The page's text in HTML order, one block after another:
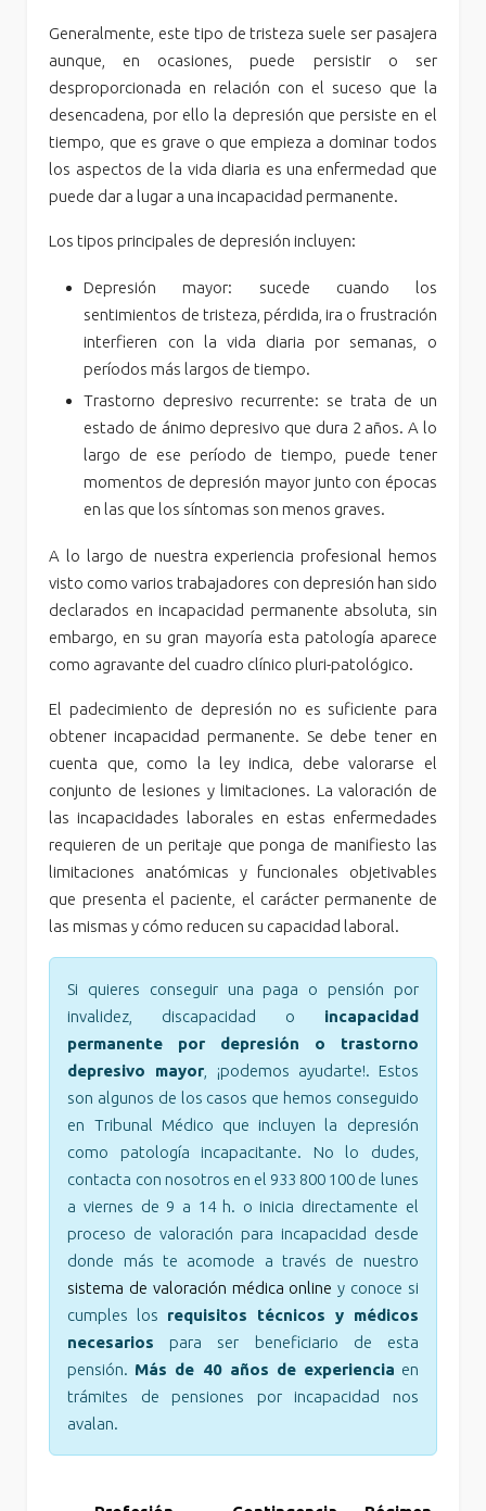
Generalmente, este tipo de tristeza suele ser pasajera
aunque, en ocasiones, puede persistir o ser
desproporcionada en relación con el suceso que la
desencadena, por ello la depresión que persiste en el
tiempo, que es grave o que empieza a dominar todos
los aspectos de la vida diaria es una enfermedad que
puede dar a lugar a una incapacidad permanente.
Los tipos principales de depresión incluyen:
Depresión mayor: sucede cuando los
sentimientos de tristeza, pérdida, ira o frustración
interfieren con la vida diaria por semanas, o
períodos más largos de tiempo.
Trastorno depresivo recurrente: se trata de un
estado de ánimo depresivo que dura 2 años. A lo
largo de ese período de tiempo, puede tener
momentos de depresión mayor junto con épocas
en las que los síntomas son menos graves.
A lo largo de nuestra experiencia profesional hemos
visto como varios trabajadores con depresión han sido
declarados en incapacidad permanente absoluta, sin
embargo, en su gran mayoría esta patología aparece
como agravante del cuadro clínico pluri-patológico.
El padecimiento de depresión no es suficiente para
obtener incapacidad permanente. Se debe tener en
cuenta que, como la ley indica, debe valorarse el
conjunto de lesiones y limitaciones. La valoración de
las incapacidades laborales en estas enfermedades
requieren de un peritaje que ponga de manifiesto las
limitaciones anatómicas y funcionales objetivables
que presenta el paciente, el carácter permanente de
las mismas y cómo reducen su capacidad laboral.
Si quieres conseguir una paga o pensión por
invalidez, discapacidad o incapacidad
permanente por depresión o trastorno
depresivo mayor , ¡podemos ayudarte!. Estos
son algunos de los casos que hemos conseguido
en Tribunal Médico que incluyen la depresión
como patología incapacitante. No lo dudes,
contacta con nosotros en el 933 800 100 de lunes
a viernes de 9 a 14 h. o inicia directamente el
proceso de valoración para incapacidad desde
donde más te acomode a través de nuestro
sistema de valoración médica online y conoce si
cumples los requisitos técnicos y médicos
necesarios para ser beneficiario de esta
pensión. Más de 40 años de experiencia en
trámites de pensiones por incapacidad nos
avalan.